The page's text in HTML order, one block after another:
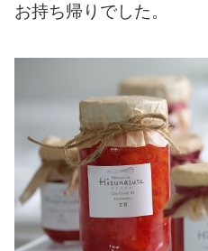
お持ち帰りでした。